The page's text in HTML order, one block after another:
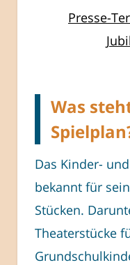
Presse-
Was
Das Kinder-
bekannt für
Stücken.
Theaterstücke